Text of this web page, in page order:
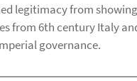
legitimacy from
from 6th century Italy
governance.